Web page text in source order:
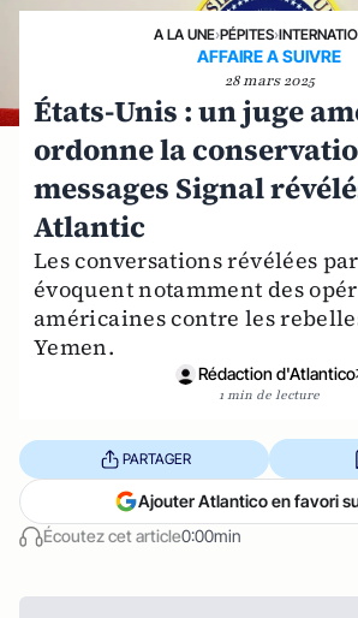
A LA UNE›PÉPITES›
AFFAIRE A SUIVRE
28 mars 2025
États-Unis : un juge
ordonne la
messages Signal
Atlantic
Les conversations révélées
évoquent notamment des
américaines contre les
Yemen.
Rédaction d'Atlantico
1 min de lecture
Écoutez cet article0:00min
PARTAGER
Ajouter Atlantico en favori